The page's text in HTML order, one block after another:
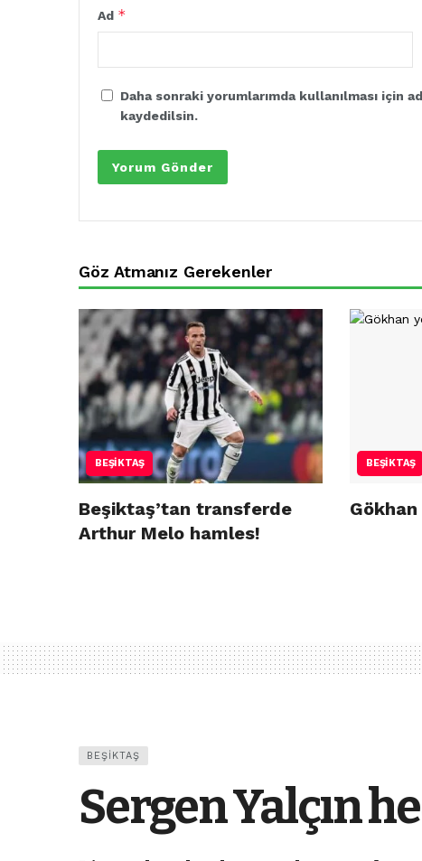
Ad *
Daha sonraki yorumlarımda kullanılması için
kaydedilsin.
Göz Atmanız Gerekenler
BEŞIKTAŞ
Beşiktaş’tan transferde
Arthur Melo hamles!
BEŞIKTAŞ
BEŞIKTAŞ
Sergen Yalçın